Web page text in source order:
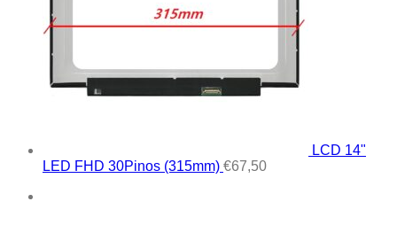
LCD 14"
LED FHD 30Pinos (315mm) €67,50